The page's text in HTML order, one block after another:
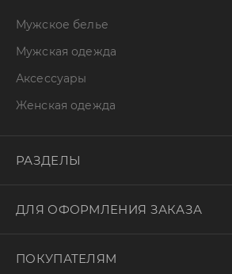
Мужское белье
Мужская одежда
Аксессуары
Женская одежда
РАЗДЕЛЫ
ДЛЯ ОФОРМЛЕНИЯ ЗАКАЗА
ПОКУПАТЕЛЯМ